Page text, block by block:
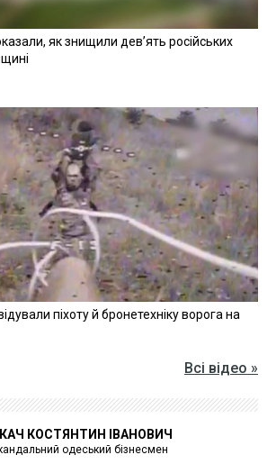
як знищили девʼять російських
піхоту й бронетехніку ворога на
Всі відео »
КОСТЯНТИН ІВАНОВИЧ
одеський бізнесмен